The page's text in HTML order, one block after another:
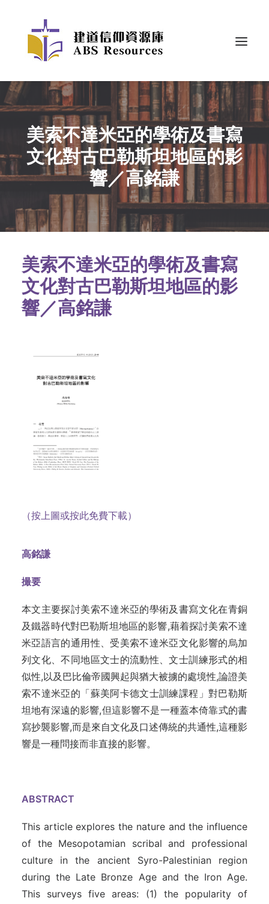
美索不達米亞的學術及書寫
文化對古巴勒斯坦地區的影
響／高銘謙
美索不達米亞的學術及書寫
文化對古巴勒斯坦地區的影
響／高銘謙
（按上圖或按此免費下載）
高銘謙
撮要
本文主要探討美索不達米亞的學術及書寫文化在青銅
及鐵器時代對巴勒斯坦地區的影響,藉着探討美索不達
米亞語言的通用性、受美索不達米亞文化影響的烏加
列文化、不同地區文士的流動性、文士訓練形式的相
似性,以及巴比倫帝國興起與猶大被擄的處境性,論證美
索不達米亞的「蘇美阿卡德文士訓練課程」對巴勒斯
坦地有深遠的影響,但這影響不是一種蓋本倚靠式的書
寫抄襲影響,而是來自文化及口述傳統的共通性,這種影
響是一種問接而非直接的影響。
ABSTRACT
This article explores the nature and the influence
of the Mesopotamian scribal and professional
culture in the ancient Syro-Palestinian region
during the Late Bronze Age and the Iron Age.
This surveys five areas: (1) the popularity of